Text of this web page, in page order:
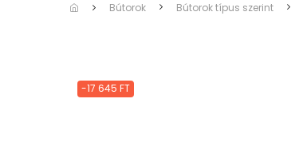
Bútorok Bútorok típus szerint
-17 645 FT